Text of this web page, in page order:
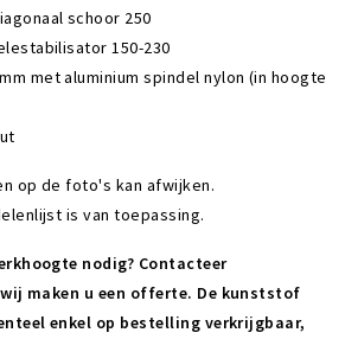
schoor 250
150-230
met aluminium spindel nylon (in hoogte
op de foto's kan afwijken.
is van toepassing.
nodig? Contacteer
maken u een offerte. De kunststof
enkel op bestelling verkrijgbaar,